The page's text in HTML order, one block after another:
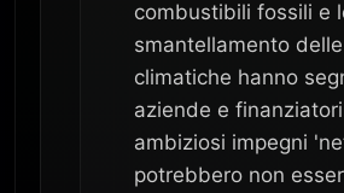
combustibili fossili e
smantellamento
climatiche hanno
aziende e
ambiziosi impegni
potrebbero non